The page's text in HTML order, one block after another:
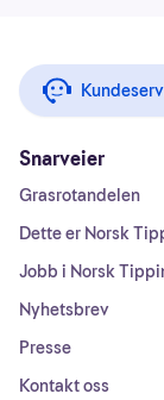
Snarveier
Grasrotandelen
Dette er Norsk
Jobb i Norsk
Nyhetsbrev
Presse
Kontakt oss